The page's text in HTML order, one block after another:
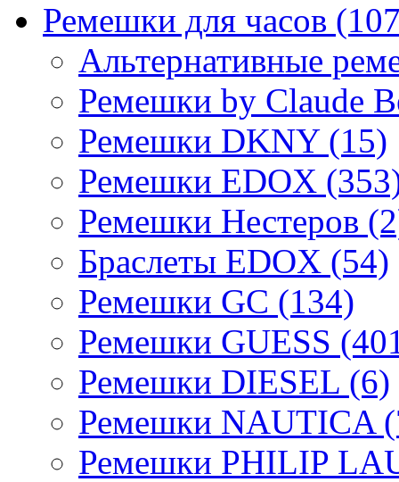
Ремешки для часов
Альтернативные
Ремешки by Claude
Ремешки DKNY (15)
Ремешки EDOX
Ремешки Нестеров
Браслеты EDOX (54)
Ремешки GC (134)
Ремешки GUESS
Ремешки DIESEL (6)
Ремешки NAUTICA
Ремешки PHILIP